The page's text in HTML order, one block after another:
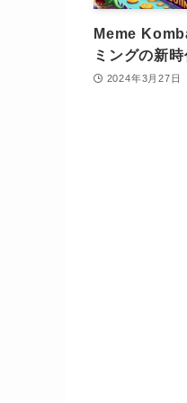
Meme
ミングの新
2024年3月27日